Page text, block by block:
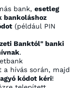
bank, esetleg
bankoláshoz
(például PIN
Banktól" banki
.
a hívás során, majd
kódot kéri!